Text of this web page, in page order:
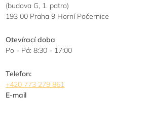
(budova G, 1. patro)
193 00 Praha 9 Horní Počernice
Otevírací doba
Po - Pá: 8:30 - 17:00
Telefon:
+420 773 279 861
E-mail